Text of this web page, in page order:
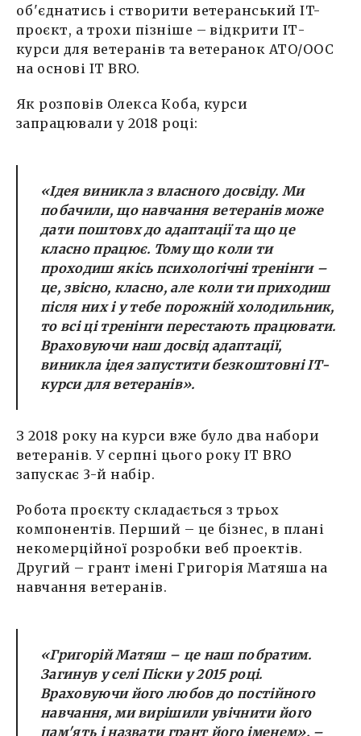
об'єднатись і створити ветеранський IT-
проєкт, а трохи пізніше – відкрити ІТ-
курси для ветеранів та ветеранок АТО/ООС
на основі IT BRO.
Як розповів Олекса Коба, курси
запрацювали у 2018 році:
«Ідея виникла з власного досвіду. Ми
побачили, що навчання ветеранів може
дати поштовх до адаптації та що це
класно працює. Тому що коли ти
проходиш якісь психологічні тренінги –
це, звісно, класно, але коли ти приходиш
після них і у тебе порожній холодильник,
то всі ці тренінги перестають працювати.
Враховуючи наш досвід адаптації,
виникла ідея запустити безкоштовні ІТ-
курси для ветеранів».
З 2018 року на курси вже було два набори
ветеранів. У серпні цього року IT BRO
запускає 3-й набір.
Робота проєкту складається з трьох
компонентів. Перший – це бізнес, в плані
некомерційної розробки веб проектів.
Другий – грант імені Григорія Матяша на
навчання ветеранів.
«Григорій Матяш – це наш побратим.
Загинув у селі Піски у 2015 році.
Враховуючи його любов до постійного
навчання, ми вирішили увічнити його
пам'ять і назвати грант його іменем», –